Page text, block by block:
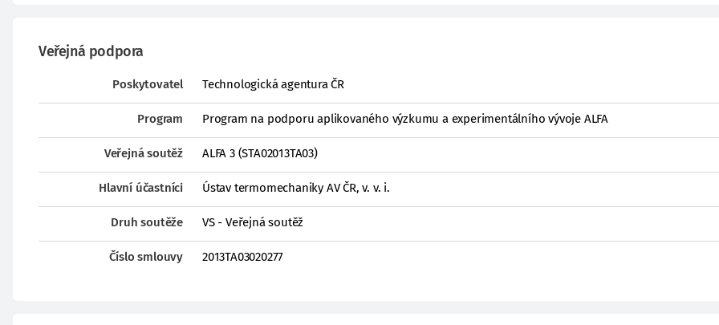
Veřejná podpora
Poskytovatel Technologická agentura ČR
Program Program na podporu aplikovaného výzkumu a experimentálního vývoje ALFA
Veřejná soutěž ALFA 3 (STA02013TA03)
Hlavní účastníci Ústav termomechaniky AV ČR, v. v. i.
Druh soutěže VS - Veřejná soutěž
Číslo smlouvy 2013TA03020277